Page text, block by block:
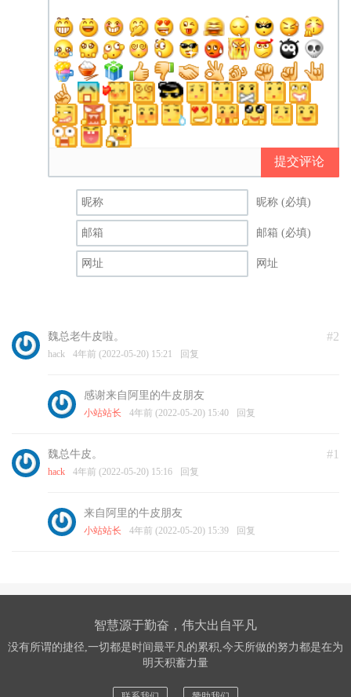
提交评论
昵称 (必填)
邮箱 (必填)
网址
#2
魏总老牛皮啦。
hack 4年前 (2022-05-20) 15:21 回复
感谢来自阿里的牛皮朋友
小站站长 4年前 (2022-05-20) 15:40 回复
#1
魏总牛皮。
hack 4年前 (2022-05-20) 15:16 回复
来自阿里的牛皮朋友
小站站长 4年前 (2022-05-20) 15:39 回复
智慧源于勤奋，伟大出自平凡
没有所谓的捷径,一切都是时间最平凡的累积,今天所做的努力都是在为
明天积蓄力量